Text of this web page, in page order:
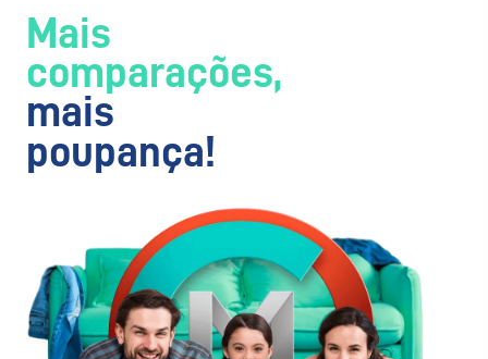
Mais
comparações,
mais
poupança!